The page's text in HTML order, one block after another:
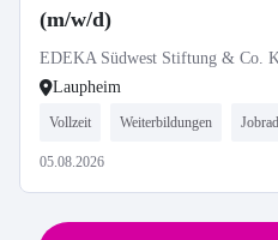
(m/w/d)
EDEKA Südwest Stiftung & Co.
Laupheim
Vollzeit Weiterbildungen Jobrad
05.08.2026